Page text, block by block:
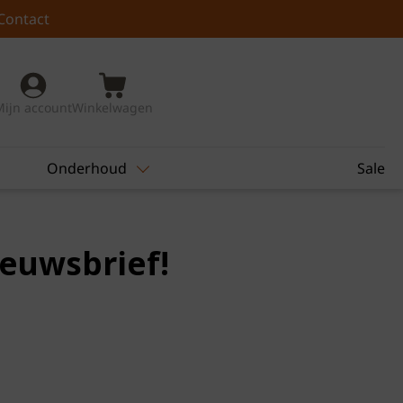
accountWinkelwagen
Onderhoud Sale